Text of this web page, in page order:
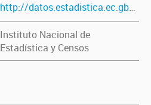
http://datos.estadistica.ec.gba.gov.ar/dataset/indice-de-feminidad-por-ano-censal-segun-lugar-de-nacimiento-1869-2010
Instituto Nacional de
Estadística y Censos